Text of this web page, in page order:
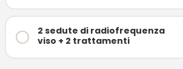
2 sedute di radiofrequenza
viso + 2 trattamenti